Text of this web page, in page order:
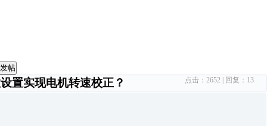
帖
置实现电机转速校正？ 点击： 2652 | 回复： 13